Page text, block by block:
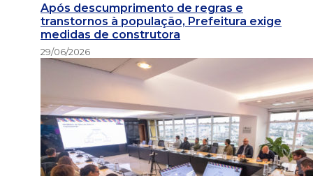
Após descumprimento de regras e
transtornos à população, Prefeitura exige
medidas de construtora
29/06/2026